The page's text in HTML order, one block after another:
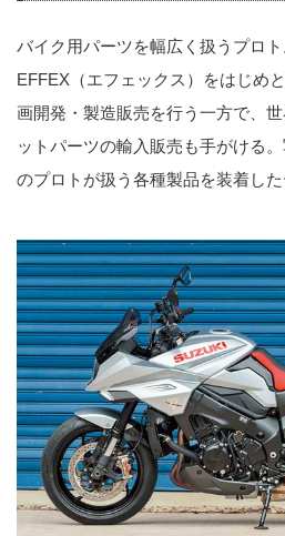
バイク用パーツを幅広く扱うプロ
EFFEX（エフェックス）をはじめ
画開発・製造販売を行う一方で、
ットパーツの輸入販売も手がける
のプロトが扱う各種製品を装着した